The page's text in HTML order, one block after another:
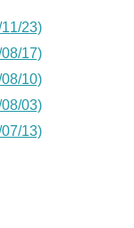
23)
17)
10)
03)
13)